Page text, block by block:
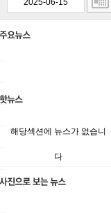
해당섹션에 뉴스가 없습니
다